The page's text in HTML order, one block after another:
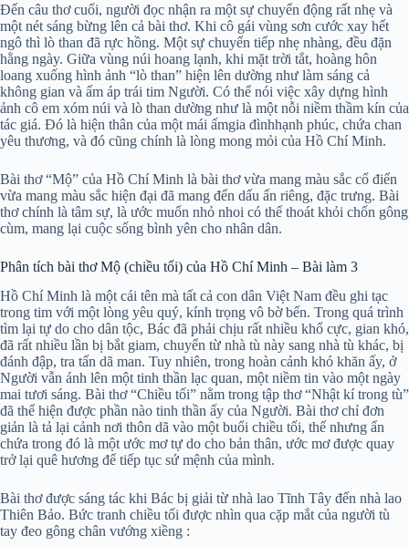
Đến câu thơ cuối, người đọc nhận ra một sự chuyển động rất nhẹ và
một nét sáng bừng lên cả bài thơ. Khi cô gái vùng sơn cước xay hết
ngô thì lò than đã rực hồng. Một sự chuyển tiếp nhẹ nhàng, đều đặn
hằng ngày. Giữa vùng núi hoang lạnh, khi mặt trời tắt, hoàng hôn
loang xuống hình ảnh “lò than” hiện lên dường như làm sáng cả
không gian và ấm áp trái tim Người. Có thể nói việc xây dựng hình
ảnh cô em xóm núi và lò than dường như là một nỗi niềm thầm kín của
tác giá. Đó là hiện thân của một mái ấmgia đìnhhạnh phúc, chứa chan
yêu thương, và đó cũng chính là lòng mong mỏi của Hồ Chí Minh.
Bài thơ “Mộ” của Hồ Chí Minh là bài thơ vừa mang màu sắc cổ điển
vừa mang màu sắc hiện đại đã mang đến dấu ấn riêng, đặc trưng. Bài
thơ chính là tâm sự, là ước muốn nhỏ nhoi có thể thoát khỏi chốn gông
cùm, mang lại cuộc sống bình yên cho nhân dân.
Phân tích bài thơ Mộ (chiều tối) của Hồ Chí Minh – Bài làm 3
Hồ Chí Minh là một cái tên mà tất cả con dân Việt Nam đều ghi tạc
trong tim với một lòng yêu quý, kính trọng vô bờ bến. Trong quá trình
tìm lại tự do cho dân tộc, Bác đã phải chịu rất nhiều khổ cực, gian khó,
đã rất nhiều lần bị bắt giam, chuyển từ nhà tù này sang nhà tù khác, bị
đánh đập, tra tấn dã man. Tuy nhiên, trong hoàn cảnh khó khăn ấy, ở
Người vẫn ánh lên một tinh thần lạc quan, một niềm tin vào một ngày
mai tươi sáng. Bài thơ “Chiều tối” nằm trong tập thơ “Nhật kí trong tù”
đã thể hiện được phần nào tinh thần ấy của Người. Bài thơ chỉ đơn
giản là tả lại cảnh nơi thôn dã vào một buổi chiều tối, thế nhưng ẩn
chứa trong đó là một ước mơ tự do cho bản thân, ước mơ được quay
trở lại quê hương để tiếp tục sứ mệnh của mình.
Bài thơ được sáng tác khi Bác bị giải từ nhà lao Tĩnh Tây đến nhà lao
Thiên Bảo. Bức tranh chiều tối được nhìn qua cặp mắt của người tù
tay đeo gông chân vướng xiềng :